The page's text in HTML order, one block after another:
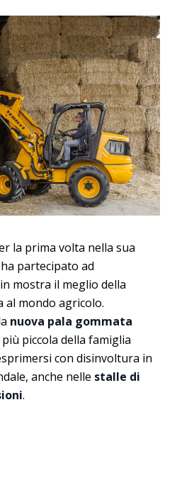
la prima volta nella sua
ha partecipato ad
mostra il meglio della
mondo agricolo.
nuova pala gommata
più piccola della famiglia
con disinvoltura in
anche nelle stalle di
.